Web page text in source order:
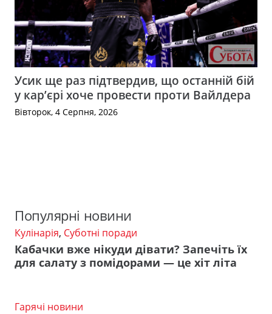
Усик ще раз підтвердив, що останній бій
у кар’єрі хоче провести проти Вайлдера
Вівторок, 4 Серпня, 2026
Популярні новини
Кулінарія, Суботні поради
Кабачки вже нікуди дівати? Запечіть їх
для салату з помідорами — це хіт літа
Гарячі новини